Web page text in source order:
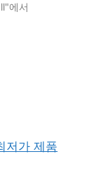
에서
저가 제품